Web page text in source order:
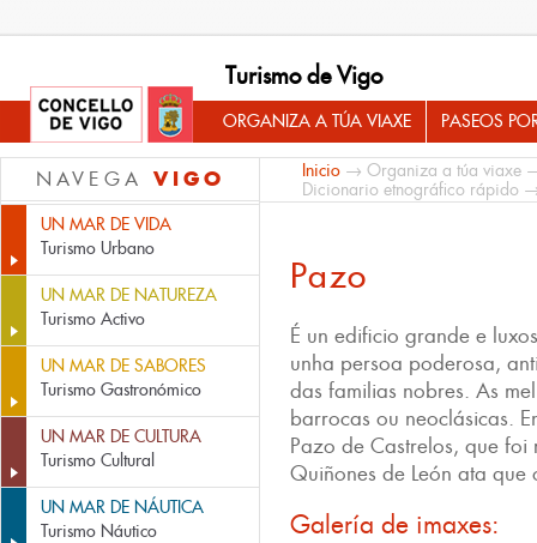
Turismo de Vigo
ORGANIZA A TÚA VIAXE PASEOS
NAVEGA VIGO
UN MAR DE VIDA
Turismo Urbano
UN MAR DE NATUREZA
Turismo Activo
UN MAR DE SABORES
Turismo Gastronómico
UN MAR DE CULTURA
Turismo Cultural
UN MAR DE NÁUTICA
Turismo Náutico
Inicio → Organiza a túa viaxe
Dicionario etnográfico rápido
Pazo
É un edificio grande e
unha persoa poderosa,
das familias nobres. As
barrocas ou neoclásicas.
Pazo de Castrelos, que
Quiñones de León ata
Galería de imaxes: